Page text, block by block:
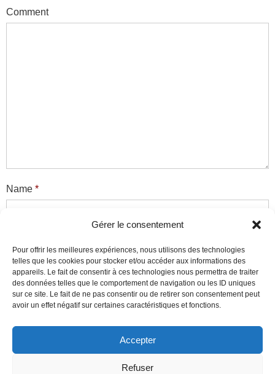
Gérer le consentement
Pour offrir les meilleures expériences, nous utilisons des technologies
telles que les cookies pour stocker et/ou accéder aux informations des
appareils. Le fait de consentir à ces technologies nous permettra de traiter
des données telles que le comportement de navigation ou les ID uniques
sur ce site. Le fait de ne pas consentir ou de retirer son consentement peut
avoir un effet négatif sur certaines caractéristiques et fonctions.
Accepter
Refuser
Comment
Name *
Website
Ce site utilise des cookies pour mesurer son audience et
améliorer son contenu. En poursuivant votre navigation sur ce